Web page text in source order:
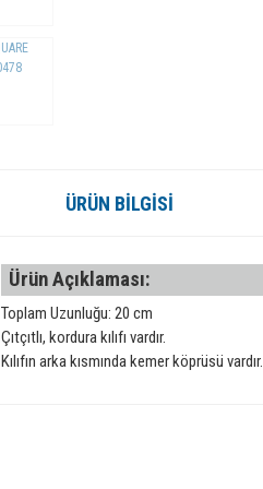
ÜRÜN BILGISI
Ürün Açıklaması:
Toplam Uzunluğu: 20 cm
Çıtçıtlı, kordura kılıfı vardır.
Kılıfın arka kısmında kemer köprüsü vardır.